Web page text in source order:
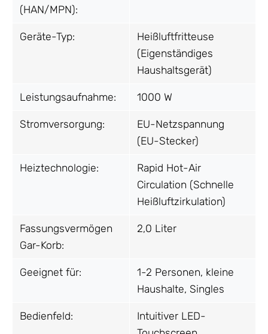
(HAN/MPN):
Geräte-Typ:
Heißluftfritteuse
(Eigenständiges
Haushaltsgerät)
Leistungsaufnahme: 1000 W
Stromversorgung:
EU-Netzspannung
(EU-Stecker)
Heiztechnologie:
Rapid Hot-Air
Circulation (Schnelle
Heißluftzirkulation)
Fassungsvermögen
Gar-Korb:
2,0 Liter
Geeignet für:
1-2 Personen, kleine
Haushalte, Singles
Bedienfeld:
Intuitiver LED-